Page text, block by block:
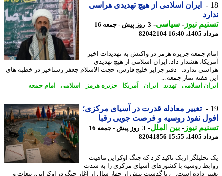
ایران اسلامی از هیچ تهدیدی هراسی
نیوز-سیاسی-
3 روز پیش - جمعه 16
16:40
82042104
جمعه جزیره هرمز در واکنش به تهدیدات اخیر
هشدار داد: ایران اسلامی از هیچ تهدیدی
ندارد. - دفتر جزایر خلیج فارس، حجت الاسلام جعفر رستاخیز در خطبه های
هفته نماز جمعه ...
اسلامی-تهدید-ایران - آمریکا- جزیره هرمز- اسلامی-امام جمعه
تغییر معادله قدرت در آسیای مرکزی؛
نفوذ روسیه و فرصت جویی رقبا
نیوز-بین الملل-
3 روز پیش - جمعه 16
15:55
82041856
ازبک تاکید کرد که جنگ اوکراین ماهیت
روسیه با کشورهای آسیای مرکزی را به شدت
داده است. - ، با گذشت بیش از چهار سال از آغاز جنگ در اوکراین، تبعات و